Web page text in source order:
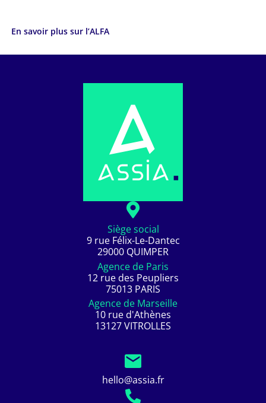
En savoir plus sur l’ALFA
Siège social
9 rue Félix-Le-Dantec
29000 QUIMPER
Agence de Paris
12 rue des Peupliers
75013 PARIS
Agence de Marseille
10 rue d'Athènes
13127 VITROLLES
hello@assia.fr